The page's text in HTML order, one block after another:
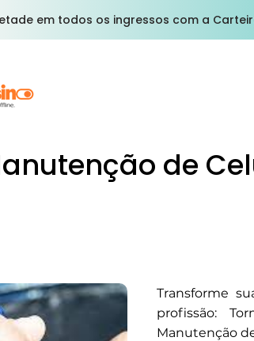
em todos os ingressos com a
de
Transforme
profissão:
Manutenção